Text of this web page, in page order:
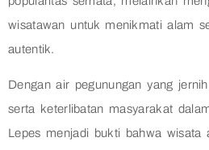
wisatawan untuk menikmati alam
autentik.
Dengan air pegunungan yang
serta keterlibatan masyarakat
Lepes menjadi bukti bahwa wisata